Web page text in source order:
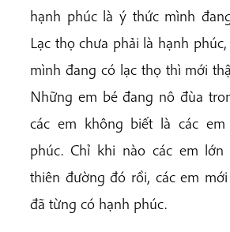
hạnh phúc là ý thức mình
Lạc thọ chưa phải là hạnh
mình đang có lạc thọ thì mới
Những em bé đang nô đùa
các em không biết là các
phúc. Chỉ khi nào các em
thiên đường đó rồi, các em
đã từng có hạnh phúc.